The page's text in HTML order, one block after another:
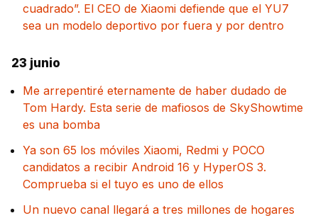
cuadrado”. El CEO de Xiaomi defiende que el YU7
sea un modelo deportivo por fuera y por dentro
23 junio
Me arrepentiré eternamente de haber dudado de
Tom Hardy. Esta serie de mafiosos de SkyShowtime
es una bomba
Ya son 65 los móviles Xiaomi, Redmi y POCO
candidatos a recibir Android 16 y HyperOS 3.
Comprueba si el tuyo es uno de ellos
Un nuevo canal llegará a tres millones de hogares